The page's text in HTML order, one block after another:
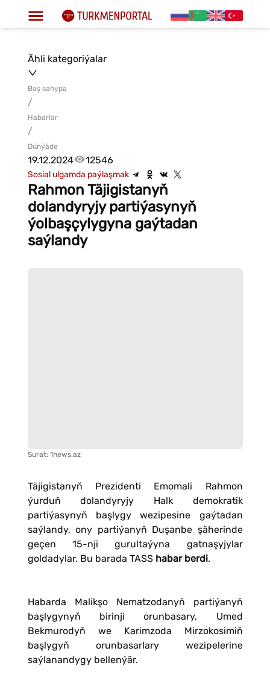
Ähli kategoriýalar
Baş sahypa
/
Habarlar
/
Dünýäde
19.12.2024 12546
Sosial ulgamda paýlaşmak
Rahmon Täjigistanyň
dolandyryjy partiýasynyň
ýolbaşçylygyna gaýtadan
saýlandy
Surat: 1news.az
Täjigistanyň Prezidenti Emomali Rahmon
ýurduň dolandyryjy Halk demokratik
partiýasynyň başlygy wezipesine gaýtadan
saýlandy, ony partiýanyň Duşanbe şäherinde
geçen 15-nji gurultaýyna gatnaşyjylar
goldadylar. Bu barada TASS habar berdi.
Habarda Malikşo Nematzodanyň partiýanyň
başlygynyň birinji orunbasary, Umed
Bekmurodyň we Karimzoda Mirzokosimiň
başlygyň orunbasarlary wezipelerine
saýlanandygy bellenýär.